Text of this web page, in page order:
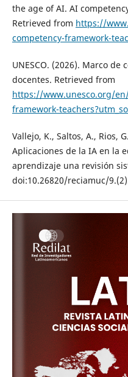
the age of AI. AI
Retrieved from https://
competency-framework-
UNESCO. (2026). Marco de
docentes. Retrieved from
https://www.unesco.org/
framework-
Vallejo, K., Saltos, A., Rios,
Aplicaciones de la IA en la
aprendizaje una revisión
doi:10.26820/reciamuc/